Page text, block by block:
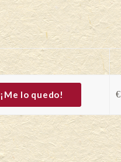
¡Me lo quedo! €